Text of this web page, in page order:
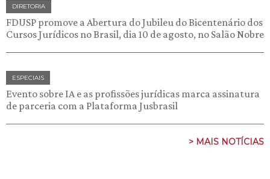
DIRETORIA
FDUSP promove a Abertura do Jubileu do Bicentenário dos
Cursos Jurídicos no Brasil, dia 10 de agosto, no Salão Nobre
ESPECIAIS
Evento sobre IA e as profissões jurídicas marca assinatura
de parceria com a Plataforma Jusbrasil
> MAIS NOTÍCIAS